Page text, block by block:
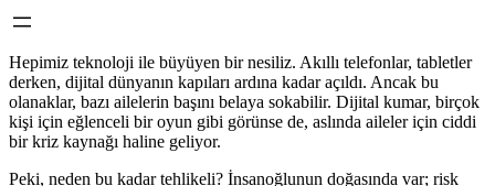
Hepimiz teknoloji ile büyüyen bir nesiliz. Akıllı telefonlar, tabletler
derken, dijital dünyanın kapıları ardına kadar açıldı. Ancak bu
olanaklar, bazı ailelerin başını belaya sokabilir. Dijital kumar, birçok
kişi için eğlenceli bir oyun gibi görünse de, aslında aileler için ciddi
bir kriz kaynağı haline geliyor.
Peki, neden bu kadar tehlikeli? İnsanoğlunun doğasında var; risk